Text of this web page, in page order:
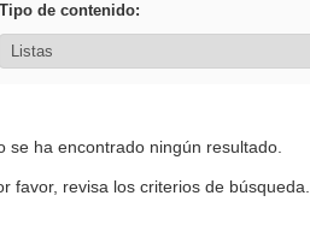
Tipo de contenido:
se ha encontrado ningún resultado.
favor, revisa los criterios de búsqueda.